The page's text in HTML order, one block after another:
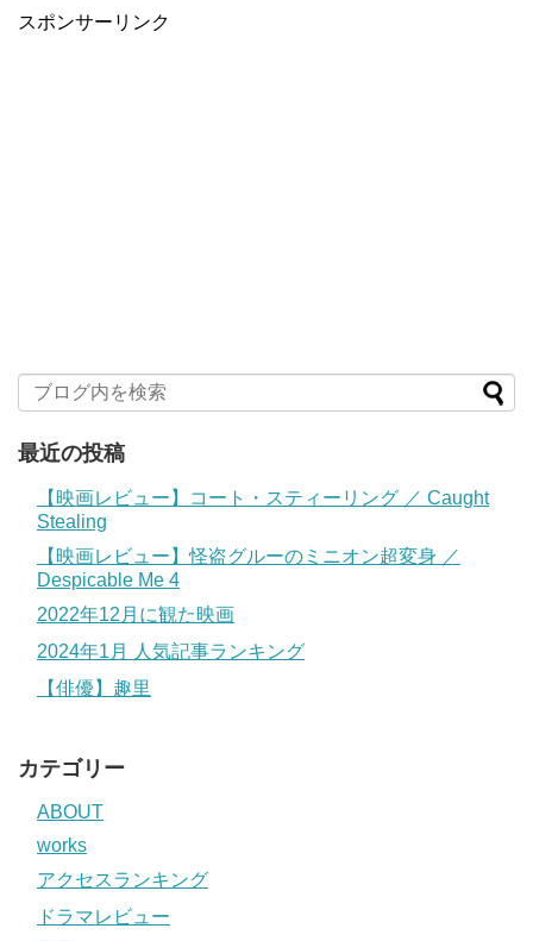
スポンサーリンク
最近の投稿
【映画レビュー】コート・スティーリング ／ Caught
Stealing
【映画レビュー】怪盗グルーのミニオン超変身 ／
Despicable Me 4
2022年12月に観た映画
2024年1月 人気記事ランキング
【俳優】趣里
カテゴリー
ABOUT
works
アクセスランキング
ドラマレビュー